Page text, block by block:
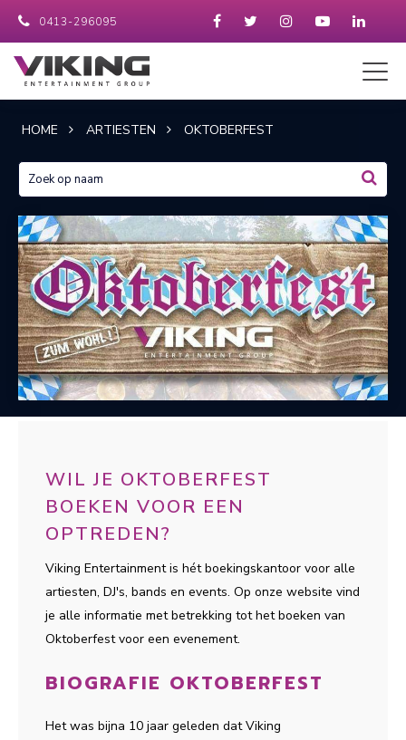
0413-296095
HOME ARTIESTEN OKTOBERFEST
WIL JE OKTOBERFEST
BOEKEN VOOR EEN
OPTREDEN?
Viking Entertainment is hét boekingskantoor voor alle
artiesten, DJ's, bands en events. Op onze website vind
je alle informatie met betrekking tot het boeken van
Oktoberfest voor een evenement.
BIOGRAFIE OKTOBERFEST
Het was bijna 10 jaar geleden dat Viking